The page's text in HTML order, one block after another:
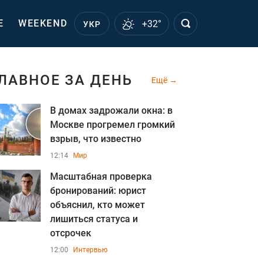
WEEKEND УКР +32°
ЗА ДЕНЬ Ещё
В домах задрожали окна: в
Москве прогремел громкий
взрыв, что известно
12:14 Мир
Масштабная проверка
бронирований: юрист
объяснил, кто может
лишиться статуса и
отсрочек
12:00 Интервью